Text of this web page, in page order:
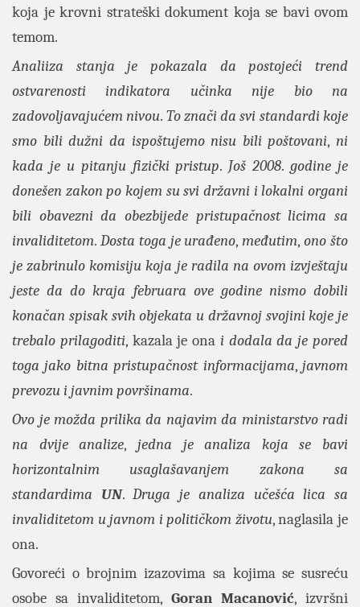
koja je krovni strateški dokument koja se bavi ovom
temom.
Analiiza stanja je pokazala da postojeći trend
ostvarenosti indikatora učinka nije bio na
zadovoljavajućem nivou. To znači da svi standardi koje
smo bili dužni da ispoštujemo nisu bili poštovani, ni
kada je u pitanju fizički pristup. Još 2008.godine je
donešen zakon po kojem su svi državni i lokalni organi
bili obavezni da obezbijede pristupačnost licima sa
invaliditetom. Dosta toga je urađeno, međutim,ono što
je zabrinulo komisiju koja je radila na ovom izvještaju
jeste da do kraja februara ove godine nismo dobili
konačan spisak svih objekata u državnoj svojini koje je
trebalo prilagoditi, kazala je ona i dodala da je pored
toga jako bitna pristupačnost informacijama, javnom
prevozu i javnim površinama.
Ovo je možda prilika da najavim da ministarstvo radi
na dvije analize, jedna je analiza koja se bavi
horizontalnim usaglašavanjem zakona sa
standardima UN.Druga je analiza učešća lica sa
invaliditetom u javnom i političkom životu, naglasila je
ona.
Govoreći o brojnim izazovima sa kojima se susreću
osobe sa invaliditetom, Goran Macanović, izvršni